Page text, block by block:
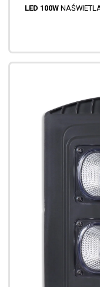
LED 100W